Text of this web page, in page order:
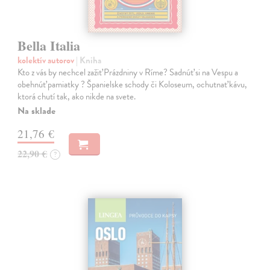
Bella Italia
kolektív autorov| Kniha
Kto z vás by nechcel zažiť Prázdniny v Ríme? Sadnúť si na Vespu a
obehnúť pamiatky ? Španielske schody či Koloseum, ochutnať kávu,
ktorá chutí tak, ako nikde na svete.
Na sklade
21,76 €
22,90 € ?